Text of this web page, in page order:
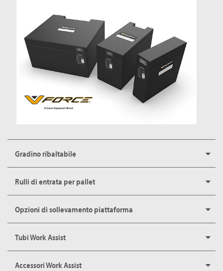
Gradino ribaltabile
Rulli di entrata per pallet
Opzioni di sollevamento piattaforma
Tubi Work Assist
Accessori Work Assist